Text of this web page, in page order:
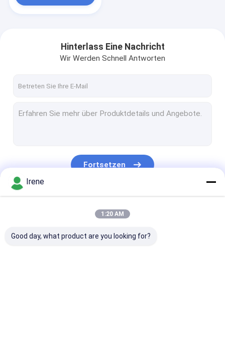
Marineschwimmdocks
Dock, das Bügelen festmacht
Dock-Anhäufungs-Kappen
Marinegummipuffer
Hinterlass Eine Nachricht
Wir Werden Schnell Antworten
Fortsetzen
Irene
1:20 AM
Good day, what product are you looking for?